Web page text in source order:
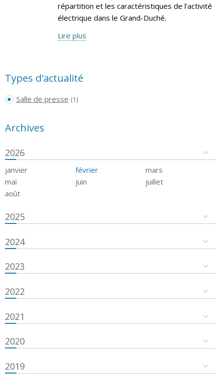
répartition et les caractéristiques de l’activité
électrique dans le Grand-Duché.
Lire plus
Types d'actualité
Salle de presse (1)
Archives
2026
janvier février
mars
mai
juin
juillet
août
2025
2024
2023
2022
2021
2020
2019